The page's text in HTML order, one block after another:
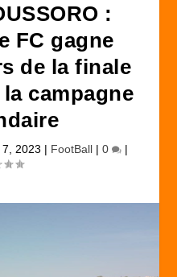
:
FC gagne
de la finale
campagne
7, 2023 | FootBall | 0 |